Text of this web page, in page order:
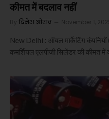
कीमत में बदलाव नहीं
By दिनेश ओरांव November 1,
New Delhi : ऑयल मार्केटिंग
कमर्शियल एलपीजी सिलेंडर की कीमत में